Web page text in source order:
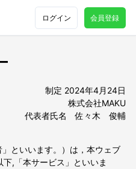
ログイン 会員登録
制定 2024年4月24日
株式会社MAKU
代表者氏名 佐々木 俊輔
といいます。）は，本ウェブ
,「本サービス」といいま